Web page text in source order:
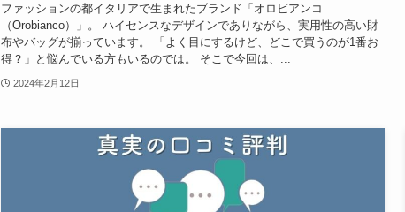
ファッションの都イタリアで生まれたブランド「オロビアンコ
（Orobianco）」。 ハイセンスなデザインでありながら、実用性の高い財
布やバッグが揃っています。 「よく目にするけど、どこで買うのが1番お
得？」と悩んでいる方もいるのでは。 そこで今回は、...
2024年2月12日